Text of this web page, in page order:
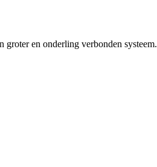
groter en onderling verbonden systeem.